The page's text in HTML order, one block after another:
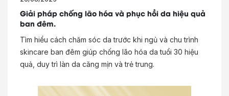
Giải pháp chống lão hóa và phục hồi da hiệu quả
ban đêm.
Tìm hiểu cách chăm sóc da trước khi ngủ và chu trình
skincare ban đêm giúp chống lão hóa da tuổi 30 hiệu
quả, duy trì làn da căng mịn và trẻ trung.